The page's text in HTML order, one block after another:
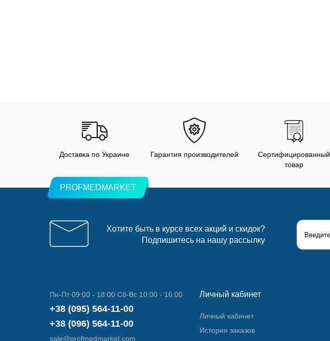
Доставка по Украине Гарантия производителей
Сертифицированный
товар
PROFMEDMARKET
Хотите быть в курсе всех акций и скидок?
Подпишитесь на нашу рассылку
Пн-Пт 09:00 - 18:00 Сб-Вс 10:00 - 16:00
+38 (095) 564-11-00
+38 (096) 564-11-00
sale@profmedmarket.com
Личный кабинет
Личный кабинет
История заказов